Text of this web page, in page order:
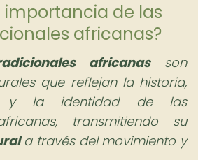
importancia de las
africanas?
africanasson
que reflejan la historia,
y la identidad de las
transmitiendo su
a través del movimiento y